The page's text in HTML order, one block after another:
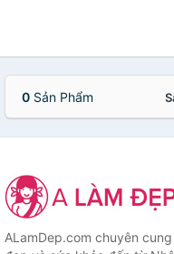
0 Sản Phẩm
ALamDep.com chuyên